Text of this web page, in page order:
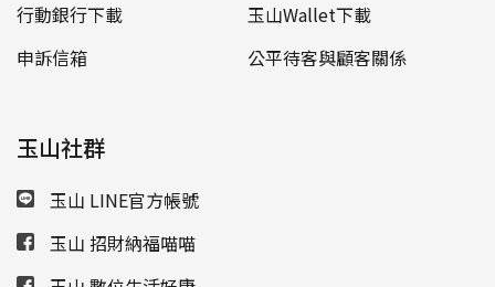
行動銀行下載
玉山Wallet下載
申訴信箱
公平待客與顧客關係
玉山社群
玉山 LINE官方帳號
玉山 招財納福喵喵